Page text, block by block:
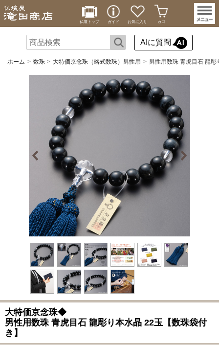
仏壇トップ ガイド お気に入り カゴ
AIに質問
ホーム 数珠 大特価京念珠（略式数珠）男性用 男性用数珠 青虎目石 龍彫
大特価京念珠◆
男性用数珠 青虎目石 龍彫り本水晶 22玉【数珠袋付
き】